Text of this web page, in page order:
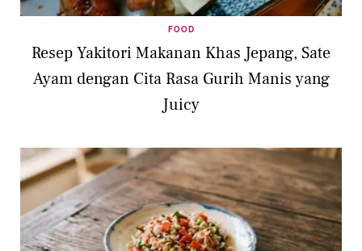
FOOD
Resep Yakitori Makanan Khas Jepang, Sate
Ayam dengan Cita Rasa Gurih Manis yang
Juicy